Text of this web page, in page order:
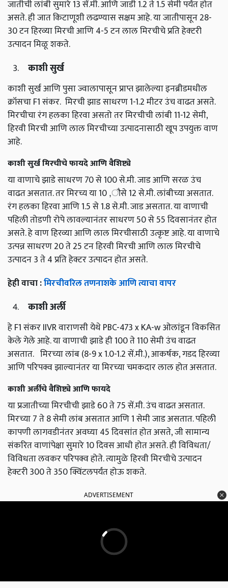
जातीची लांबी सुमारे 13 सें.मी. आणि जाडी 1.2 ते 1.5 सेमी पर्यंत होत
असते. ही जात किटाणूशी लढण्यास सक्षम आहे. या जातीपासून 28-
30 टन हिरव्या मिरची आणि 4-5 टन लाल मिरचीचे प्रति हेक्‍टरी
उत्पादन मिळू शकते.
काशी सुर्ख
काशी सुर्ख आणि पुसा ज्वालापासून प्राप्त झालेल्या इनब्रीडमधील
क्रॉसचा F1 संकर. मिरची झाड साधरण 1-1.2 मीटर उंच वाढत असते.
मिरचीचा रंग हलका हिरवा असतो तर मिरचीची लांबी 11-12 सेमी,
हिरवी मिरची आणि लाल मिरचीच्या उत्पादनासाठी खूप उपयुक्त वाण
आहे.
काशी सुर्ख मिरचीचे फायदे आणि वैशिष्ट्ये
या वाणाचे झाडे साधरण 70 से 100 से.मी. जाड आणि सरळ उंच
वाढत असतात. तर मिरच्य या 10 ,ौसे 12 से.मी. लांबीच्या असतात.
रंग हलका हिरवा आणि 1.5 से 1.8 से.मी. जाड असतात. या वाणाची
पहिली तोडणी रोपे लावल्यानंतर साधरण 50 से 55 दिवसानंतर होत
असते. हे वाण हिरव्या आणि लाल मिरचीसाठी उत्कृष्ट आहे. या वाणाचे
उत्पन्न साधरण 20 ते 25 टन हिरवी मिरची आणि लाल मिरचीचे
उत्पादन 3 ते 4 प्रति हेक्टर उत्पादन होत असते.
हेही वाचा :मिरचीवरिल तणनाशके आणि त्याचा वापर
काशी अर्ली
हे F1 संकर IIVR वाराणसी येथे PBC-473 x KA-w ओलांडून विकसित
केले गेले आहे. या वाणाची झाडे ही 100 ते 110 सेमी उंच वाढत
असतात. मिरच्या लांब (8-9 x 1.0-1.2 सें.मी.), आकर्षक, गडद हिरव्या
आणि परिपक्व झाल्यानंतर या मिरच्या चमकदार लाल होत असतात.
काशी अर्लीचे वैशिष्ट्ये आणि फायदे
या प्रजातीच्या मिरचीची झाडे 60 ते 75 सें.मी. उंच वाढत असतात.
मिरच्या 7 ते 8 सेमी लांब असतात आणि 1 सेमी जाड असतात. पहिली
कापणी लागवडीनंतर अवघ्या 45 दिवसांत होत असते, जी सामान्य
संकरित वाणांपेक्षा सुमारे 10 दिवस आधी होत असते. ही विविधता/
विविधता लवकर परिपक्व होते. त्यामुळे हिरवी मिरचीचे उत्पादन
हेक्टरी 300 ते 350 क्विंटलपर्यंत होऊ शकते.
ADVERTISEMENT